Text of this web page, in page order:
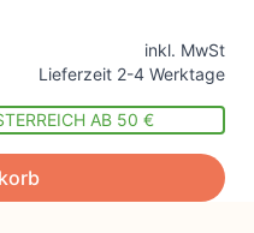
inkl. MwSt
Lieferzeit 2-4 Werktage
AB 50 €